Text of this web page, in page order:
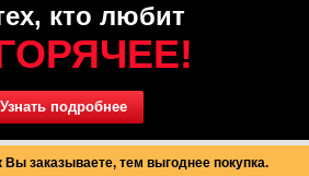
кто любит
Узнать подробнее
заказываете, тем выгоднее покупка.